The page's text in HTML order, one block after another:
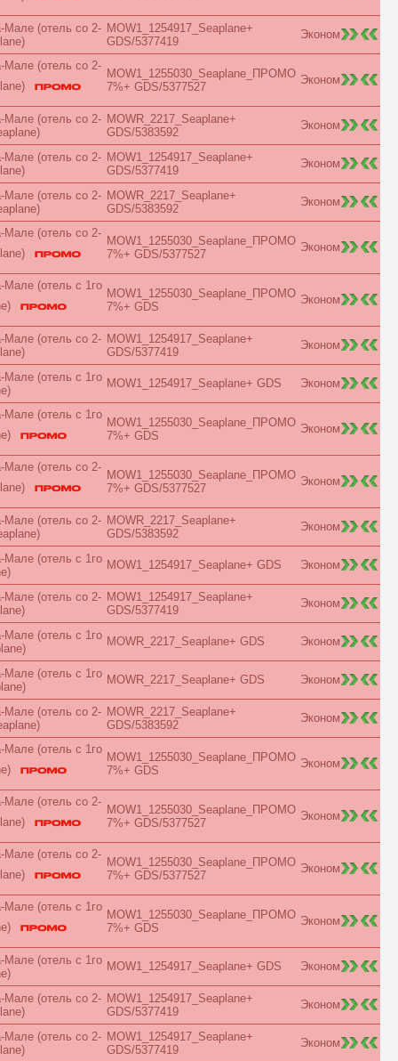
Bay View
Beach
Bosphorus View
Budget
Bungalow
Chalet
City View
Classic
Club
Comfort
Connection
Cottage
Creek View
Deluxe
Different
Duplex
Eco
Economy
Elegance
Exclusive
Executive
Family
First Floor
Forest View
Garden
Ground Floor
Harbour
Honeymoon
Imperial
Inland View
Jungle View
Junior Suite
King/Twin
Kitchen
Lagoon
Lake
Lake House
Land
Large
Loft
Lounge
Luxe
Luxury
Main Building
Mansard
Marina View
Master Suite
Mountain View
No Air Conditioner
No Balcony
Ocean
Overwater
Palace
Park
Pavillion
Penthouse
Pool
Premier
Premium
Presidential
(отель со 2- MOW1_1254917_Seaplane+
GDS/5377419
Эконом
(отель со 2-
MOW1_1255030_Seaplane_ПРОМО
7%+ GDS/5377527
Эконом
(отель со 2- MOWR_2217_Seaplane+
GDS/5383592
Эконом
(отель со 2- MOW1_1254917_Seaplane+
GDS/5377419
Эконом
(отель со 2- MOWR_2217_Seaplane+
GDS/5383592
Эконом
(отель со 2-
MOW1_1255030_Seaplane_ПРОМО
7%+ GDS/5377527
Эконом
(отель с 1го
MOW1_1255030_Seaplane_ПРОМО
7%+ GDS
Эконом
(отель со 2- MOW1_1254917_Seaplane+
GDS/5377419
Эконом
(отель с 1го MOW1_1254917_Seaplane+ GDS Эконом
(отель с 1го
MOW1_1255030_Seaplane_ПРОМО
7%+ GDS
Эконом
(отель со 2-
MOW1_1255030_Seaplane_ПРОМО
7%+ GDS/5377527
Эконом
(отель со 2- MOWR_2217_Seaplane+
GDS/5383592
Эконом
(отель с 1го MOW1_1254917_Seaplane+ GDS Эконом
(отель со 2- MOW1_1254917_Seaplane+
GDS/5377419
Эконом
(отель с 1го MOWR_2217_Seaplane+ GDS Эконом
(отель с 1го MOWR_2217_Seaplane+ GDS Эконом
(отель со 2- MOWR_2217_Seaplane+
GDS/5383592
Эконом
(отель с 1го
MOW1_1255030_Seaplane_ПРОМО
7%+ GDS
Эконом
(отель со 2-
MOW1_1255030_Seaplane_ПРОМО
7%+ GDS/5377527
Эконом
(отель со 2-
MOW1_1255030_Seaplane_ПРОМО
7%+ GDS/5377527
Эконом
(отель с 1го
MOW1_1255030_Seaplane_ПРОМО
7%+ GDS
Эконом
(отель с 1го MOW1_1254917_Seaplane+ GDS Эконом
(отель со 2- MOW1_1254917_Seaplane+
GDS/5377419
Эконом
(отель со 2- MOW1_1254917_Seaplane+
GDS/5377419
Эконом